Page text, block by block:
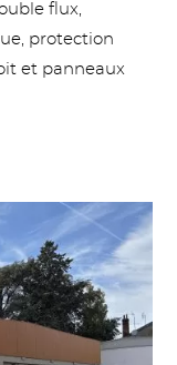
flux,
protection
et panneaux